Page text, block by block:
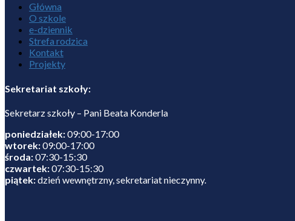
Główna
O szkole
e-dziennik
Strefa rodzica
Kontakt
Projekty
Sekretariat szkoły:
Sekretarz szkoły – Pani Beata Konderla
poniedziałek:09:00-17:00
wtorek:09:00-17:00
środa:07:30-15:30
czwartek:07:30-15:30
piątek:dzień wewnętrzny, sekretariat nieczynny.